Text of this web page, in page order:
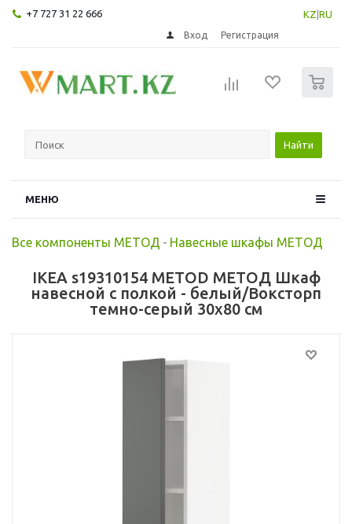
+7 727 31 22 666 KZ RU
Вход Регистрация
Найти
МЕНЮ
Все компоненты МЕТОД - Навесные шкафы МЕТОД
IKEA s19310154 METOD МЕТОД Шкаф
навесной с полкой - белый/Воксторп
темно-серый 30x80 см